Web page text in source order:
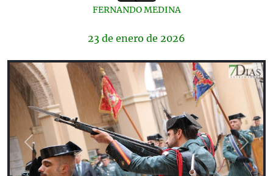
FERNANDO MEDINA
23 de enero de 2026
Previous Next